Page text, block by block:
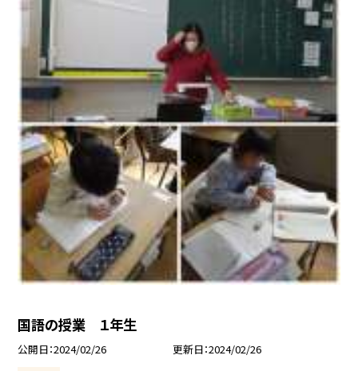
国語の授業 １年生
公開日 2024/02/26 更新日 2024/02/26